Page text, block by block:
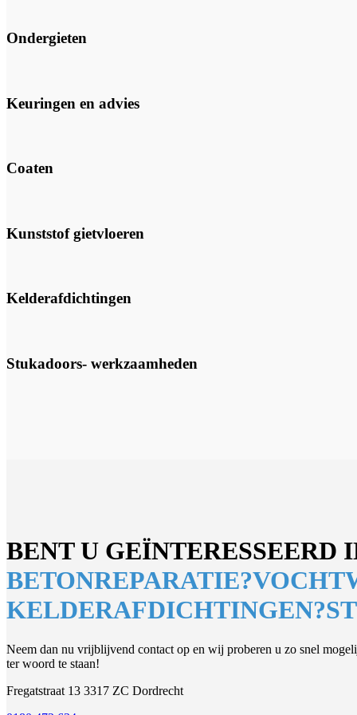
Ondergieten
Keuringen en advies
Coaten
Kunststof gietvloeren
Kelderafdichtingen
Stukadoors- werkzaamheden
BENT U GEÏNTERESSEERD
BETONREPARATIE?
KELDERAFDICHTINGEN?
Neem dan nu vrijblijvend contact op en wij proberen u zo snel
ter woord te staan!
Fregatstraat 13 3317 ZC Dordrecht